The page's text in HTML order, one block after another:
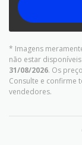
* Imagens
não estar
31/08/2026. Os
Consulte e confirme
vendedores.